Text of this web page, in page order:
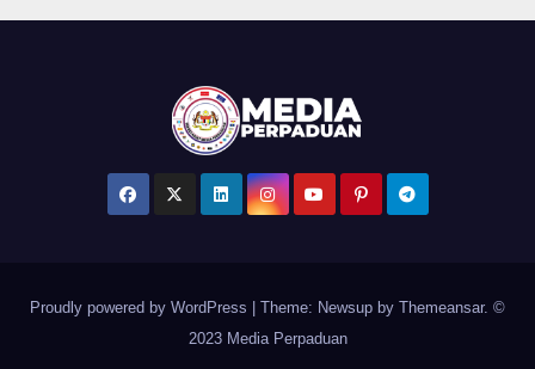
Proudly powered by WordPress | Theme: Newsup by Themeansar. ©
2023 Media Perpaduan